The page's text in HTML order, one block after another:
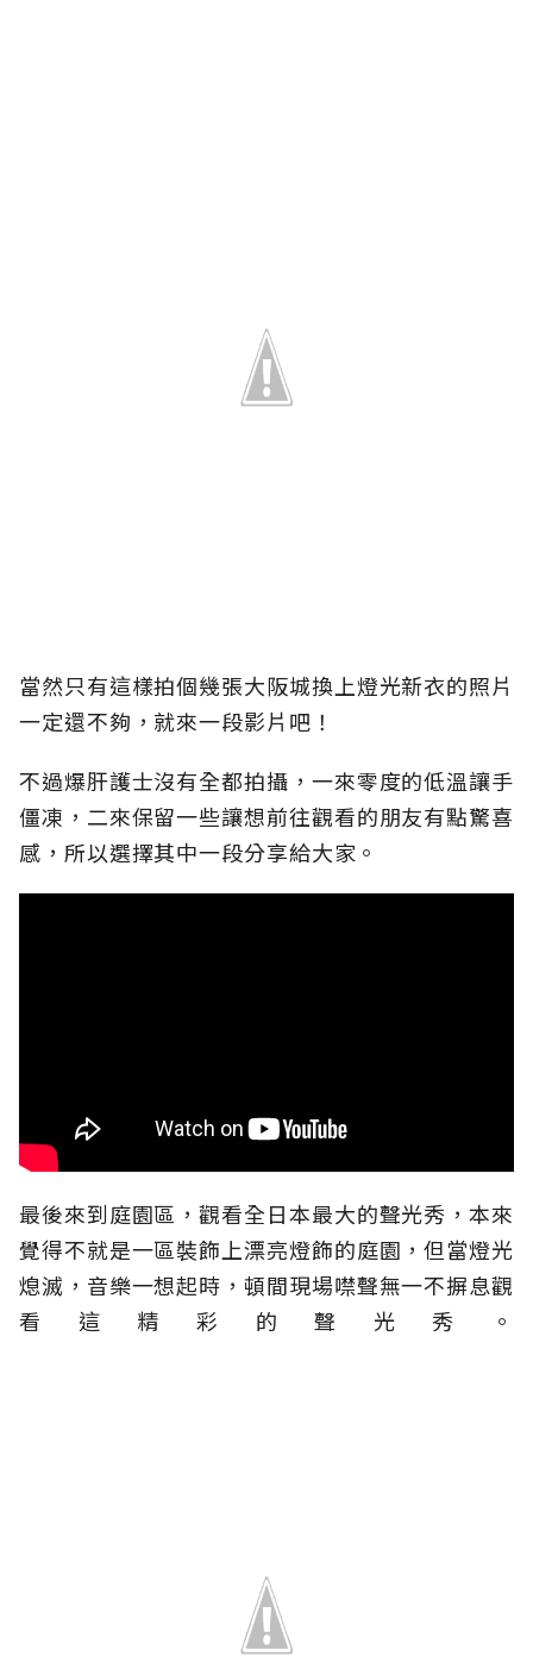
當然只有這樣拍個幾張大阪城換上燈光新衣的照片
一定還不夠，就來一段影片吧！
不過爆肝護士沒有全都拍攝，一來零度的低溫讓手
僵凍，二來保留一些讓想前往觀看的朋友有點驚喜
感，所以選擇其中一段分享給大家。
最後來到庭園區，觀看全日本最大的聲光秀，本來
覺得不就是一區裝飾上漂亮燈飾的庭園，但當燈光
熄滅，音樂一想起時，頓間現場噤聲無一不摒息觀
看這精彩的聲光秀。